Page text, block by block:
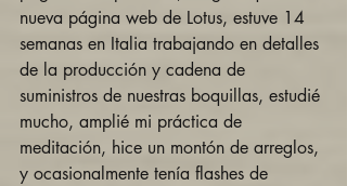
nueva página web de Lotus, estuve 14
semanas en Italia trabajando en detalles
de la producción y cadena de
suministros de nuestras boquillas, estudié
mucho, amplié mi práctica de
meditación, hice un montón de arreglos,
y ocasionalmente tenía flashes de